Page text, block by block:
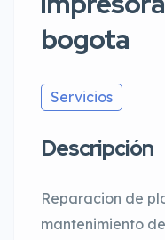
bogota
Servicios
Descripción
Reparacion de
mantenimiento